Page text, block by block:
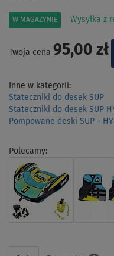
W MAGAZYNIE Wysyłka z
Twoja cena 95,00 zł
Inne w kategorii:
Stateczniki do desek SUP
Stateczniki do desek SUP
Pompowane deski SUP -
Polecamy: